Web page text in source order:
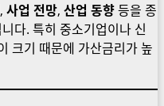
, 사업 전망, 산업 동향등을 종
다. 특히 중소기업이나 신
크기 때문에 가산금리가 높